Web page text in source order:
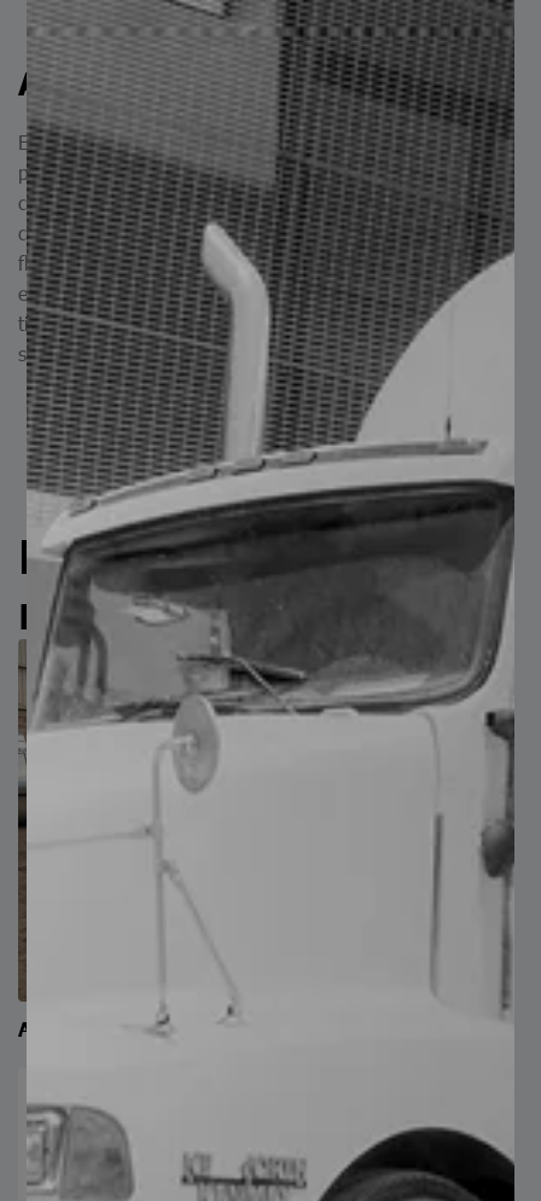
Aplicaciones del AISI 416
En cuanto a aplicaciones, el AISI 416 es empleado en la
producción de partes mecánicas expuestas a ambientes
corrosivos moderados, como tornillería, bujes, coples,
conexiones, etc., también se utiliza en la fabricación de
flechas y componentes de bombas de extracción de agua
en el sector agrícola, y puede sustituir al acero inoxidable
tipo 303 AISI en condiciones no severamente corrosivas y
sin exposición permanente a altas temperaturas.
Productos
relacionados
Aluminizado